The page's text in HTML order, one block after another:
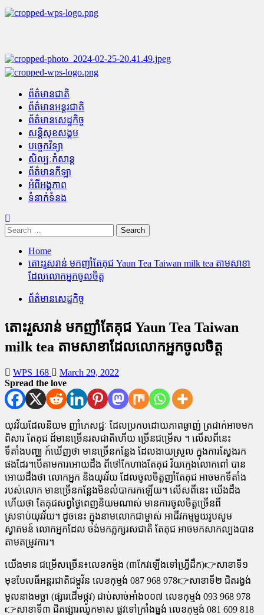
Skip
to
Primary
ព័ត៌មានជាតិ
ព័ត៌មានអន្តរជាតិ
ព័ត៌មានសេដ្ឋកិច្ច
សន្តិសុខសង្គម
បច្ចេកវិទ្យា
សិល្បៈកំសាន្ត
ព័ត៌មានកីឡា
អំពីអង្គភាព
ទំនាក់ទំនង
Search
for:
Home
តោះរួសរាន់ មកញាំតែគុជ Yaun Tea Taiwan milk tea តាមសាខា
ដែលលោកអ្នកចូលចិត្ត
ព័ត៌មានសេដ្ឋកិច្ច
តោះរួសរាន់ មកញាំតែគុជ Yaun Tea Taiwan
milk tea តាមសាខាដែលលោកអ្នកចូលចិត្ត
WPS 168
March 29, 2022
Spread the love
យុវវ័យដែលនិយម ញាំភេសជ្ជៈ ដែលប្រកបដោយភាពឆ្ងាញ់ ត្រជាក់អាចមក
ពិសារ តែគុជ ដ៍មានច្រើនរសជាតិហើយ ច្រើនជម្រើស ។ លើសពីនេះ
ទីតាំងបញ្ឈ ក៍ឃើញថា មានច្រើនកន្លែង ដែលងាយស្រួល ក្នុងការស្វែងរក
ផងដែរ។បើតាមការអោយដឹង ពីថៅកែហាងតែគុជ វ័យក្មេងលោកពៅ បាន
អោយដឹងថា លោកអ្នក និងយុវវ័យ ដែលចូលចិត្តញាំតែគុជ អាចមកទីតាំង
របស់លោក មានច្រើនកន្លែងមិនលំបាករកឡើយ។ លើសពីនេះ យើងដឹង
ហើយថា តែគុជសព្វថ្ងៃពេញនិយមណាស់ មានការចូលចិត្តច្រើនពី
ស្រទាប់យុវវ័យ។ ដូចនេះ ក្នុងនាមលោកជាម្ចាស់ អាជីវកម្មមួយរូបសូម
ស្វាគមន៍ លោកអ្នកដែល ចង់មកភ្លក្សរសជាតិ តែគុជ អាចមកសាកល្បងបាន
តាមតម្រូវការ។
យើងមាន ជម្រើសច្រើន៖លេខកម្ម៉ង (៣កែវឡើងទៅហ្រ្វីដឹក)👉សាខាទី១
មុខបែលធីអន្តរជាតិជម្ពូវ័ន លេខកុម្មង់ 087 968 978👉សាខាទី២ ជិតរង្វង់
មូលនាងមច្ឆា (ផ្សារដើមថ្កូវ) ជាប់សាច់អាំង០០៧ លេខកុម្មង់ 093 968 978
👉សាខាទី៣ ជិតផ្សារឈូកមាស ផ្លូវទៅក្រាំងធ្នង់ លេខកុម្មង់ 081 609 818